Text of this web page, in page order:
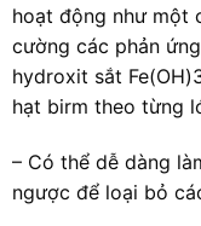
hoạt động như một
cường các phản
hydroxit sắt
hạt birm theo từng
– Có thể dễ dàng
ngược để loại bỏ